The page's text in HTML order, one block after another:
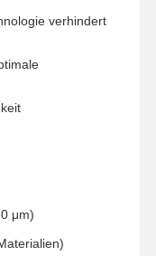
verhindert
μm)